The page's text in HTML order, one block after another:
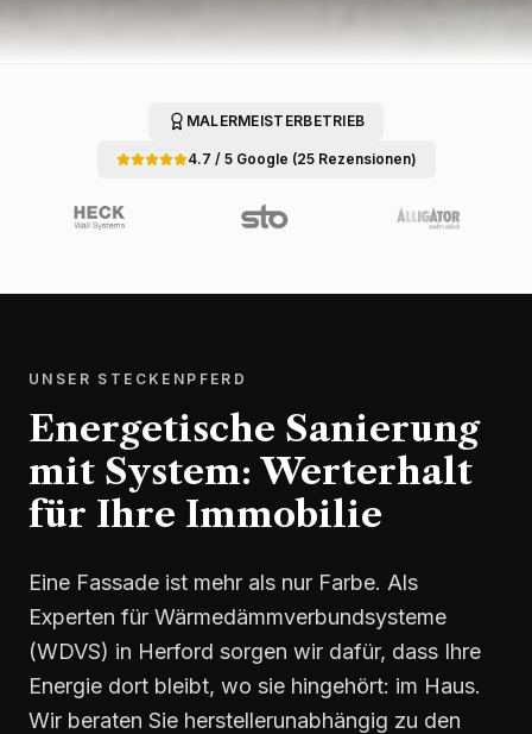
MALERMEISTERBETRIEB
4.7 / 5 Google (25 Rezensionen)
UNSER STECKENPFERD
Energetische Sanierung
mit System: Werterhalt
für Ihre Immobilie
Eine Fassade ist mehr als nur Farbe. Als
Experten für Wärmedämmverbundsysteme
(WDVS) in Herford sorgen wir dafür, dass Ihre
Energie dort bleibt, wo sie hingehört: im Haus.
Wir beraten Sie herstellerunabhängig zu den